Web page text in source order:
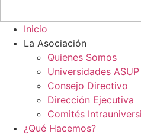
Inicio
La Asociación
Quienes Somos
Universidades ASUP
Consejo Directivo
Dirección Ejecutiva
Comités
¿Qué Hacemos?